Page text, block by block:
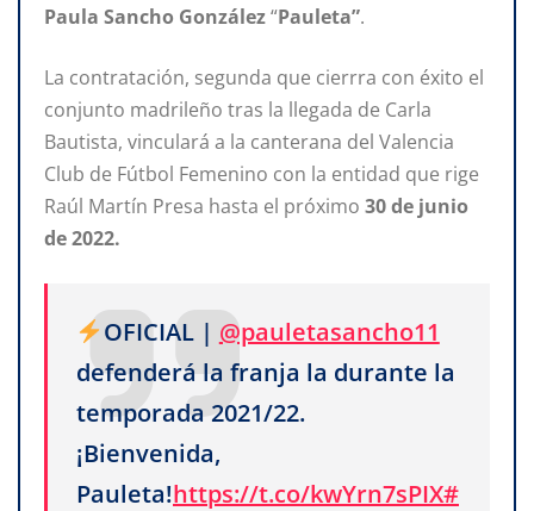
Paula Sancho González“Pauleta”.
La contratación, segunda que cierrra con éxito el
conjunto madrileño tras la llegada de Carla
Bautista, vinculará a la canterana del Valencia
Club de Fútbol Femenino con la entidad que rige
Raúl Martín Presa hasta el próximo 30de junio
de2022.
OFICIAL | @pauletasancho11
defenderá la franja la durante la
temporada 2021/22.
¡Bienvenida,
Pauleta!https://t.co/kwYrn7sPIX#